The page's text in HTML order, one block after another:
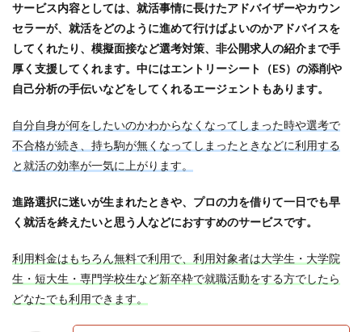
サービス内容としては、就活事情に長けたアドバイザーやカウン
セラーが、就活をどのように進めて行けばよいのかアドバイスを
してくれたり、模擬面接など選考対策、非公開求人の紹介まで手
厚く支援してくれます。中にはエントリーシート（ES）の添削や
自己分析の手伝いなどをしてくれるエージェントもあります。
自分自身が何をしたいのかわからなくなってしまった時や選考で
不合格が続き、持ち駒が無くなってしまったときなどに利用する
と就活の効率が一気に上がります。
進路選択に迷いが生まれたときや、プロの力を借りて一日でも早
く就活を終えたいと思う人などにおすすめのサービスです。
利用料金はもちろん無料で利用で、利用対象者は大学生・大学院
生・短大生・専門学校生など新卒枠で就職活動をする方でしたら
どなたでも利用できます。